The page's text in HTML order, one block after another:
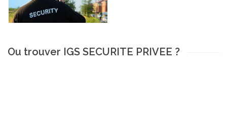
Ou trouver IGS SECURITE PRIVEE ?